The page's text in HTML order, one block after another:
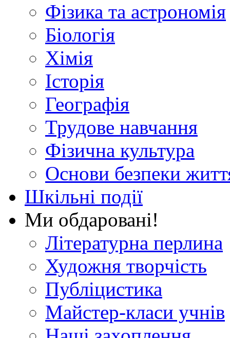
Фізика та астрономія
Біологія
Хімія
Історія
Географія
Трудове навчання
Фізична культура
Основи безпеки
Шкільні події
Ми обдаровані!
Літературна перлина
Художня творчість
Публіцистика
Майстер-класи учнів